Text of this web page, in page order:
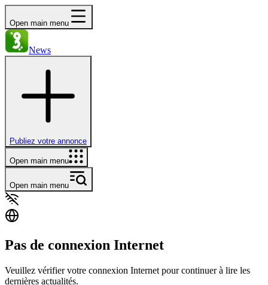
Open main menu
News
Publiez votre annonce
Open main menu
Open main menu
Pas de connexion Internet
Veuillez vérifier votre connexion Internet pour continuer à lire les
dernières actualités.